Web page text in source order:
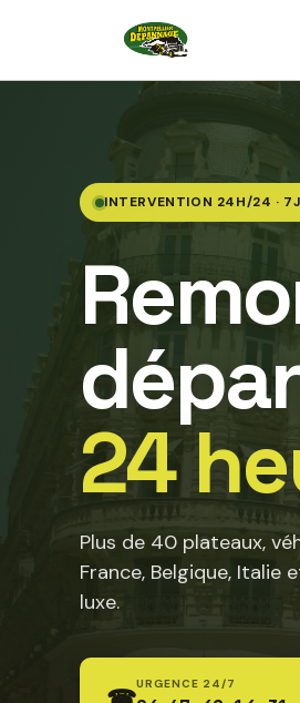
INTERVENTION 24H/24 ·
24
Plus de 40 plateaux,
France, Belgique, Italie
luxe.
URGENCE 24/7